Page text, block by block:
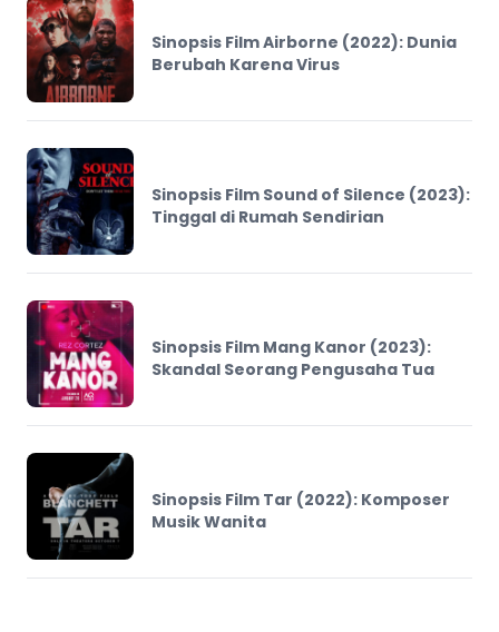
Sinopsis Film Airborne (2022): Dunia
Berubah Karena Virus
Sinopsis Film Sound of Silence (2023):
Tinggal di Rumah Sendirian
Sinopsis Film Mang Kanor (2023):
Skandal Seorang Pengusaha Tua
Sinopsis Film Tar (2022): Komposer
Musik Wanita